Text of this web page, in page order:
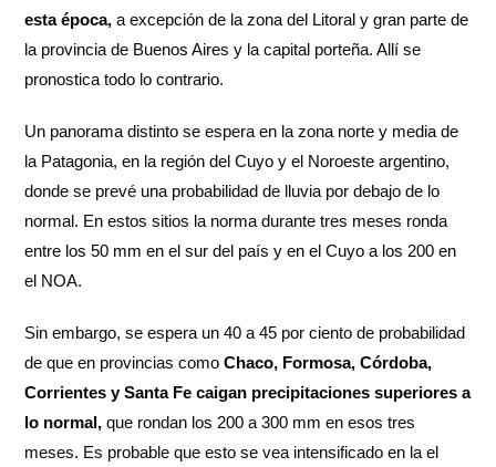
esta época, a excepción de la zona del Litoral y gran parte de
la provincia de Buenos Aires y la capital porteña. Allí se
pronostica todo lo contrario.
Un panorama distinto se espera en la zona norte y media de
la Patagonia, en la región del Cuyo y el Noroeste argentino,
donde se prevé una probabilidad de lluvia por debajo de lo
normal. En estos sitios la norma durante tres meses ronda
entre los 50 mm en el sur del país y en el Cuyo a los 200 en
el NOA.
Sin embargo, se espera un 40 a 45 por ciento de probabilidad
de que en provincias comoChaco, Formosa, Córdoba,
Corrientes y Santa Fe caigan precipitaciones superiores a
lo normal, que rondan los 200 a 300 mm en esos tres
meses. Es probable que esto se vea intensificado en la el